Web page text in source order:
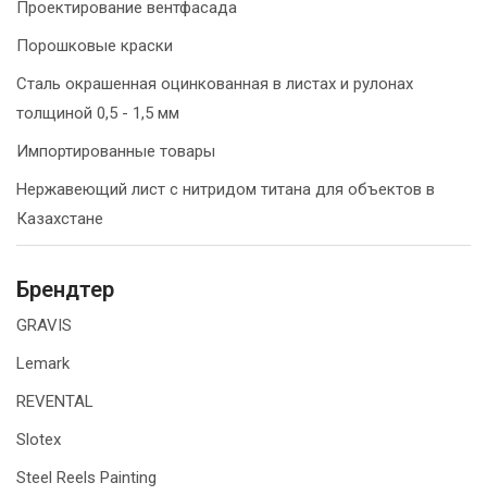
Проектирование вентфасада
Порошковые краски
Сталь окрашенная оцинкованная в листах и рулонах
толщиной 0,5 - 1,5 мм
Импортированные товары
Нержавеющий лист с нитридом титана для объектов в
Казахстане
Брендтер
GRAVIS
Lemark
REVENTAL
Slotex
Steel Reels Painting